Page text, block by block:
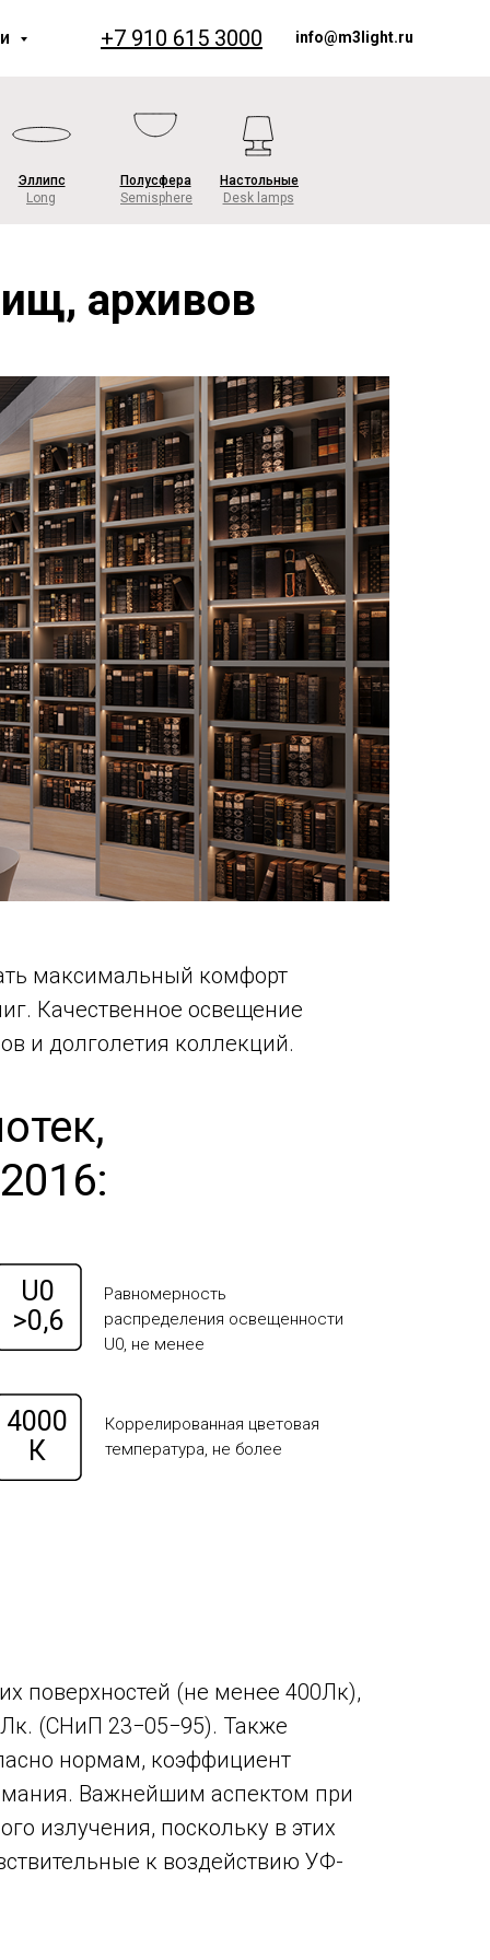
+7 910 615 3000 info@m3light.ru
Long Semisphere Desk lamps
Настольные
Полусфера
Эллипс
архивов
максимальный комфорт
Качественное освещение
и долголетия коллекций.
U0
>0,6
Равномерность
распределения освещенности
U0, не менее
4000
К
Коррелированная цветовая
температура, не более
поверхностей (не менее 400Лк),
(СНиП 23−05−95). Также
нормам, коэффициент
Важнейшим аспектом при
излучения, поскольку в этих
к воздействию УФ-